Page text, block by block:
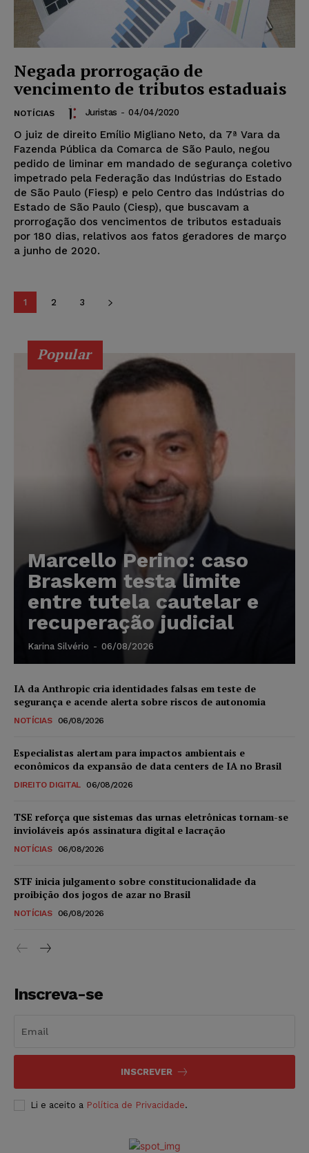
Negada prorrogação de
vencimento de tributos estaduais
NOTÍCIAS Juristas - 04/04/2020
O juiz de direito Emílio Migliano Neto, da 7ª Vara da
Fazenda Pública da Comarca de São Paulo, negou
pedido de liminar em mandado de segurança coletivo
impetrado pela Federação das Indústrias do Estado
de São Paulo (Fiesp) e pelo Centro das Indústrias do
Estado de São Paulo (Ciesp), que buscavam a
prorrogação dos vencimentos de tributos estaduais
por 180 dias, relativos aos fatos geradores de março
a junho de 2020.
1 2 3
Popular
Marcello Perino: caso
Braskem testa limite
entre tutela cautelar e
recuperação judicial
Karina Silvério - 06/08/2026
IA da Anthropic cria identidades falsas em teste de
segurança e acende alerta sobre riscos de autonomia
NOTÍCIAS 06/08/2026
Especialistas alertam para impactos ambientais e
econômicos da expansão de data centers de IA no Brasil
DIREITO DIGITAL 06/08/2026
TSE reforça que sistemas das urnas eletrônicas tornam-se
invioláveis após assinatura digital e lacração
NOTÍCIAS 06/08/2026
STF inicia julgamento sobre constitucionalidade da
proibição dos jogos de azar no Brasil
NOTÍCIAS 06/08/2026
Inscreva-se
INSCREVER
Li e aceito a Política de Privacidade.